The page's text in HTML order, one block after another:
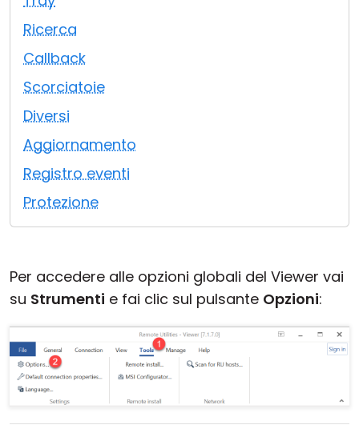
Ricerca
Callback
Scorciatoie
Diversi
Aggiornamento
Registro eventi
Protezione
Per accedere alle opzioni globali del Viewer vai
su Strumenti e fai clic sul pulsante Opzioni:
Cloud e On-Premise